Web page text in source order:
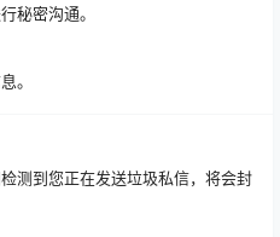
秘密沟通。
。
测到您正在发送垃圾私信，将会封